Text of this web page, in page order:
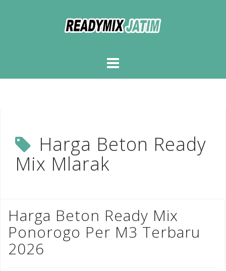
Harga Beton Ready
Mix Mlarak
Harga Beton Ready Mix
Ponorogo Per M3 Terbaru
2026